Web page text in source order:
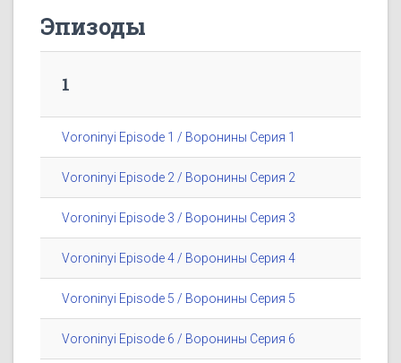
Эпизоды
1
Voroninyi Episode 1 / Воронины Серия 1
Voroninyi Episode 2 / Воронины Серия 2
Voroninyi Episode 3 / Воронины Серия 3
Voroninyi Episode 4 / Воронины Серия 4
Voroninyi Episode 5 / Воронины Серия 5
Voroninyi Episode 6 / Воронины Серия 6